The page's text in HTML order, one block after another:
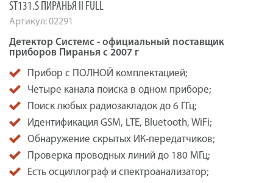
ST131.S ПИРАНЬЯ II FULL
Артикул:02291
Детектор Системс - официальный поставщик
приборов Пиранья с 2007 г
Прибор с ПОЛНОЙ комплектацией;
Четыре канала поиска в одном приборе;
Поиск любых радиозакладок до 6 ГГц;
Идентификация GSM, LTE, Bluetooth, WiFi;
Обнаружение скрытых ИК-передатчиков;
Проверка проводных линий до 180 МГц;
Есть осциллограф и спектроанализатор;